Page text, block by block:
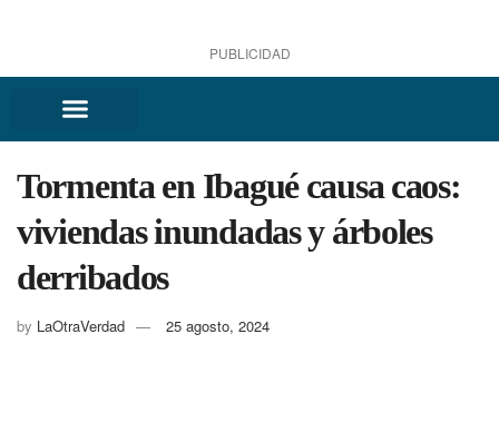
PUBLICIDAD
Tormenta en Ibagué causa caos:
viviendas inundadas y árboles
derribados
by LaOtraVerdad 25 agosto, 2024